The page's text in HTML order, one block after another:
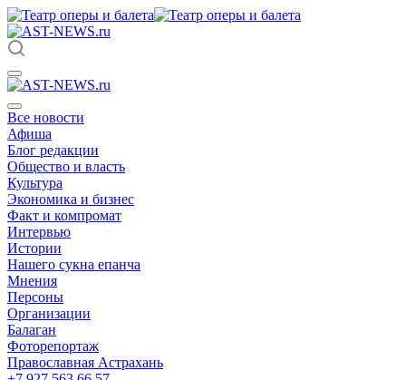
Все новости
Афиша
Блог редакции
Общество и власть
Культура
Экономика и бизнес
Факт и компромат
Интервью
Истории
Нашего сукна епанча
Мнения
Персоны
Организации
Балаган
Фоторепортаж
Православная Астрахань